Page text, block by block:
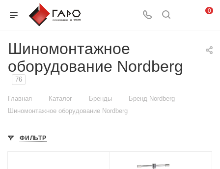
0
Шиномонтажное
оборудование Nordberg
76
Главная — Каталог — Бренды — Бренд Nordberg —
Шиномонтажное оборудование Nordberg
ФИЛЬТР